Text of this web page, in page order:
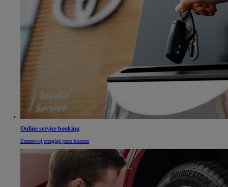
Online service booking
Zarezerwuj przegląd przez internet